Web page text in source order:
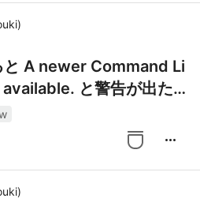
)
A newer Command Li
と警告が出た
more_horiz
)